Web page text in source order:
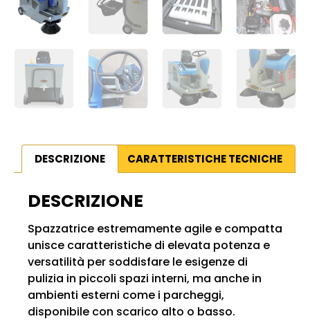
DESCRIZIONE CARATTERISTICHE TECNICHE
DESCRIZIONE
Spazzatrice estremamente agile e compatta
unisce caratteristiche di elevata potenza e
versatilità per soddisfare le esigenze di
pulizia in piccoli spazi interni, ma anche in
ambienti esterni come i parcheggi,
disponibile con scarico alto o basso.